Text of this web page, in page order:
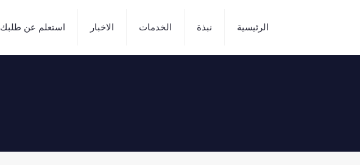
الرئيسية نبذة الخدمات الاخبار استعلم عن طلبك